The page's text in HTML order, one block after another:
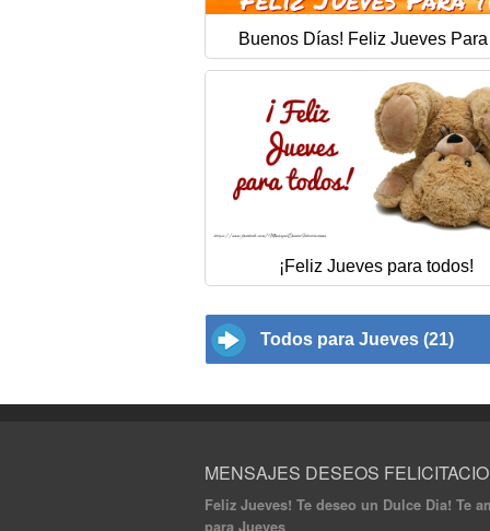
Buenos Días! Feliz Jueves Para
¡Feliz Jueves para todos!
Todos para Jueves (21)
MENSAJES DESEOS
Feliz Jueves! Te deseo un Dulce Dia! Te
para Jueves